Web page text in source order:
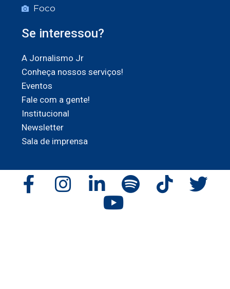
Foco
Se interessou?
A Jornalismo Jr
Conheça nossos serviços!
Eventos
Fale com a gente!
Institucional
Newsletter
Sala de imprensa